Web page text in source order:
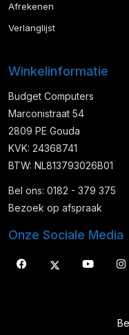
Afrekenen
Verlanglijst
Winkelinformatie
Budget Computers
Marconistraat 54
2809 PE Gouda
KVK: 24368741
BTW: NL813793026B01
Bel ons: 0182 - 379 375
Bezoek op afspraak
Onze Sociale Media